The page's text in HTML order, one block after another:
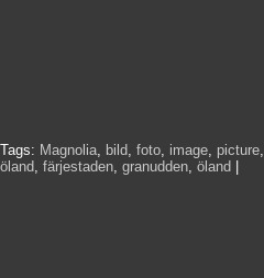
Tags: Magnolia, bild, foto, image, picture,
öland, färjestaden, granudden, öland